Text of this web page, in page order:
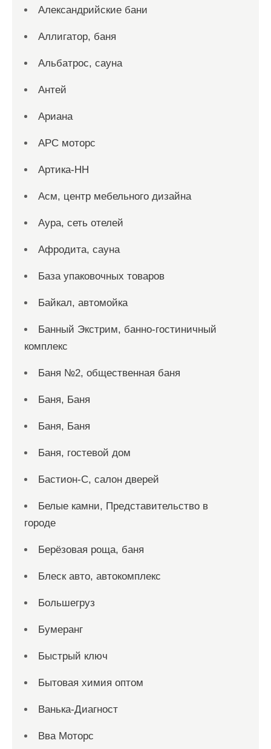
Александрийские бани
Аллигатор, баня
Альбатрос, сауна
Антей
Ариана
АРС моторс
Артика-НН
Асм, центр мебельного дизайна
Аура, сеть отелей
Афродита, сауна
База упаковочных товаров
Байкал, автомойка
Банный Экстрим, банно-гостиничный
комплекс
Баня №2, общественная баня
Баня, Баня
Баня, Баня
Баня, гостевой дом
Бастион-С, салон дверей
Белые камни, Представительство в
городе
Берёзовая роща, баня
Блеск авто, автокомплекс
Большегруз
Бумеранг
Быстрый ключ
Бытовая химия оптом
Ванька-Диагност
Вва Моторс